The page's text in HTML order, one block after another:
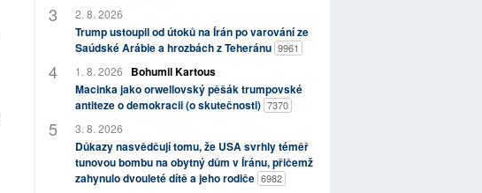
2. 8. 2026
Trump ustoupil od útoků na Írán po varování ze
Saúdské Arábie a hrozbách z Teheránu 9961
1. 8. 2026
Bohumil Kartous
Macinka jako orwellovský pěšák trumpovské
antiteze o demokracii (o skutečnosti) 7370
3. 8. 2026
Důkazy nasvědčují tomu, že USA svrhly téměř
tunovou bombu na obytný dům v Íránu, přičemž
zahynulo dvouleté dítě a jeho rodiče 6982